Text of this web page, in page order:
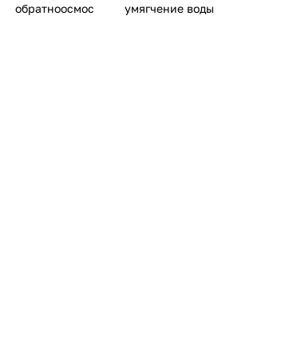
обратноосмос умягчение воды